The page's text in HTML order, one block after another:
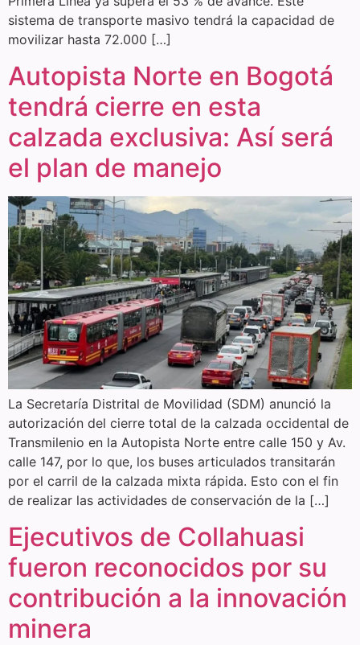
sistema de transporte masivo tendrá la capacidad de
movilizar hasta 72.000 […]
Autopista Norte en Bogotá
tendrá cierre en esta
calzada exclusiva: Así será
el plan de manejo
La Secretaría Distrital de Movilidad (SDM) anunció la
autorización del cierre total de la calzada occidental de
Transmilenio en la Autopista Norte entre calle 150 y Av.
calle 147, por lo que, los buses articulados transitarán
por el carril de la calzada mixta rápida. Esto con el fin
de realizar las actividades de conservación de la […]
Ejecutivos de Collahuasi
fueron reconocidos por su
contribución a la innovación
minera